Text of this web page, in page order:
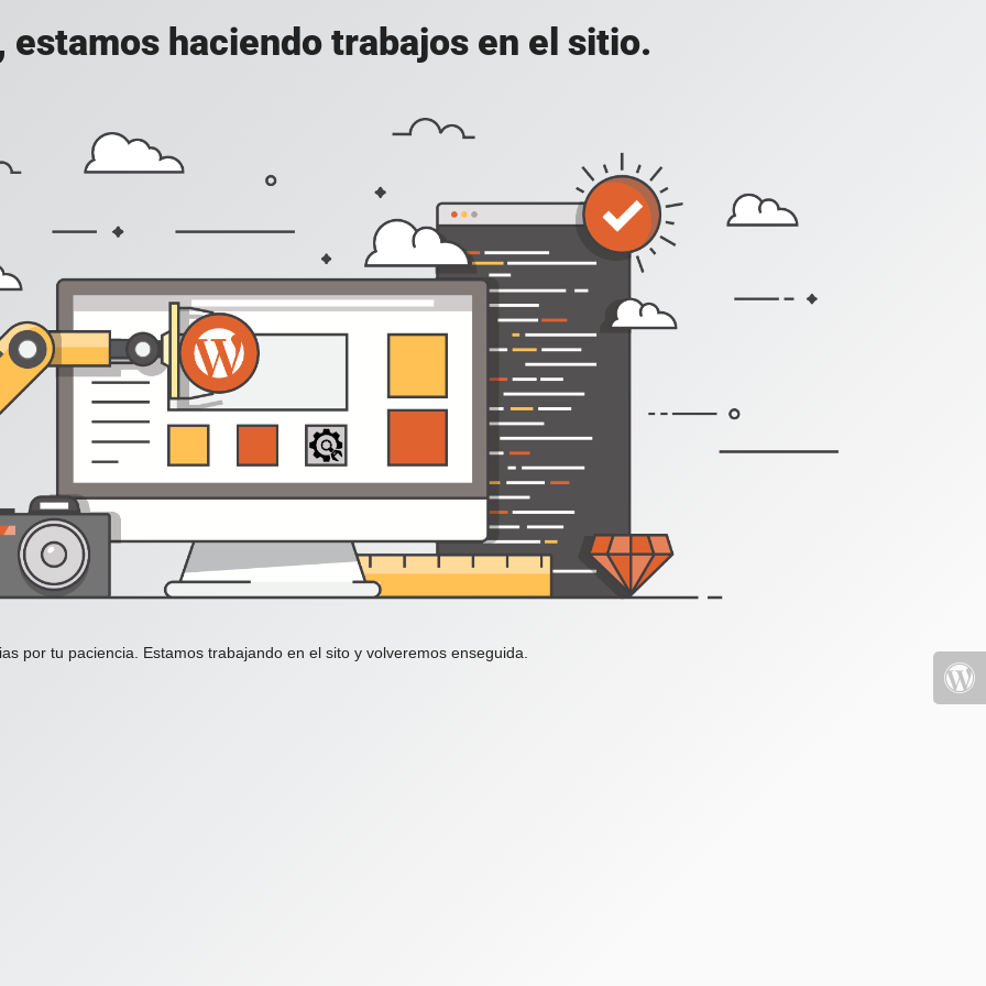
estamos haciendo trabajos en el sitio.
por tu paciencia. Estamos trabajando en el sito y volveremos enseguida.